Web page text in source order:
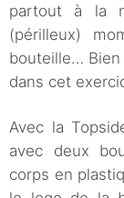
partout à la
(périlleux)
bouteille… Bien
dans cet
Avec la
avec deux
corps en